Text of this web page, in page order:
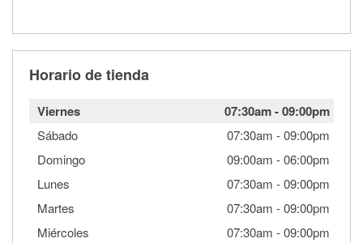
Horario de tienda
Viernes 07:30am-09:00pm
Sábado 07:30am -09:00pm
Domingo
09:00am -06:00pm
Lunes
07:30am -09:00pm
Martes
07:30am -09:00pm
Miércoles
07:30am -09:00pm